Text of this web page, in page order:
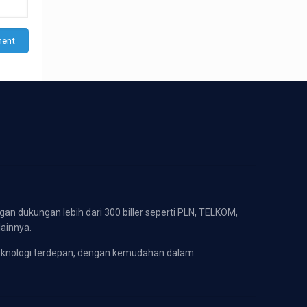
dukungan lebih dari 300 biller seperti PLN, TELKOM,
terdepan, dengan kemudahan dalam